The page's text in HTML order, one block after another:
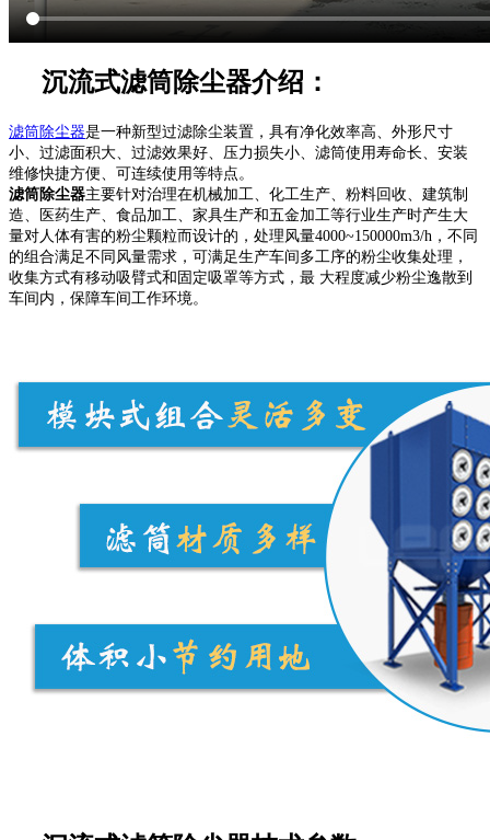
沉流式滤筒除尘器介绍：
滤筒除尘器是一种新型过滤除尘装置，具有净化效率高、外形尺寸
小、过滤面积大、过滤效果好、压力损失小、滤筒使用寿命长、安装
维修快捷方便、可连续使用等特点。
滤筒除尘器主要针对治理在机械加工、化工生产、粉料回收、建筑制
造、医药生产、食品加工、家具生产和五金加工等行业生产时产生大
量对人体有害的粉尘颗粒而设计的，处理风量4000~150000m3/h，不同
的组合满足不同风量需求，可满足生产车间多工序的粉尘收集处理，
收集方式有移动吸臂式和固定吸罩等方式，最 大程度减少粉尘逸散到
车间内，保障车间工作环境。